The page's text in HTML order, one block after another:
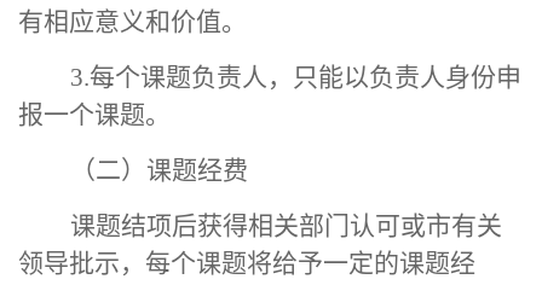
有相应意义和价值。
3.每个课题负责人，只能以负责人身份申
报一个课题。
（二）课题经费
课题结项后获得相关部门认可或市有关
领导批示，每个课题将给予一定的课题经